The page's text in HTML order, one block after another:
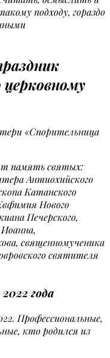
подходу, гораздо
церковному
«Спорительница
память святых:
Антиохийского
Катанского
Нового
Печерского,
священномученика
святителя
года
Профессиональные,
кто родился из